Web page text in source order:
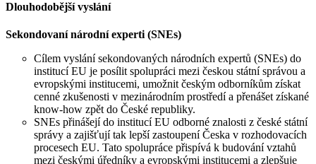
Dlouhodobější vyslání
Sekondovaní národní experti (SNEs)
Cílem vyslání sekondovaných národních expertů (SNEs) do
institucí EU je posílit spolupráci mezi českou státní správou a
evropskými institucemi, umožnit českým odborníkům získat
cenné zkušenosti v mezinárodním prostředí a přenášet získané
know-how zpět do České republiky.
SNEs přinášejí do institucí EU odborné znalosti z české státní
správy a zajišťují tak lepší zastoupení Česka v rozhodovacích
procesech EU. Tato spolupráce přispívá k budování vztahů
mezi českými úředníky a evropskými institucemi a zlepšuje